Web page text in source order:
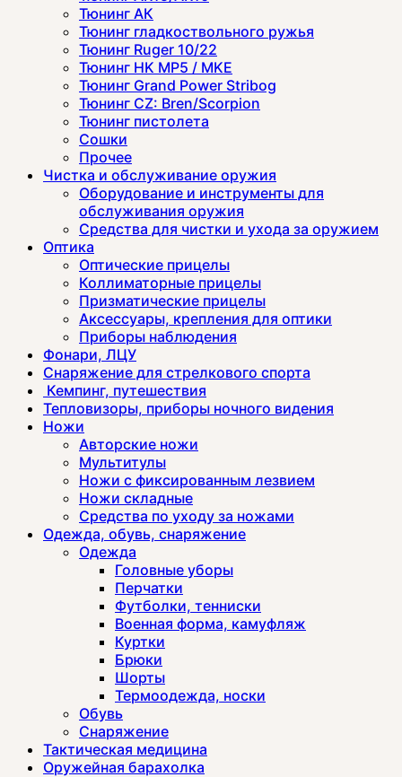
Тюнинг АК
Тюнинг гладкоствольного ружья
Тюнинг Ruger 10/22
Тюнинг HK MP5 / MKE
Тюнинг Grand Power Stribog
Тюнинг CZ: Bren/Scorpion
Тюнинг пистолета
Сошки
Прочее
Чистка и обслуживание оружия
Оборудование и инструменты для
обслуживания оружия
Средства для чистки и ухода за оружием
Оптика
Оптические прицелы
Коллиматорные прицелы
Призматические прицелы
Аксессуары, крепления для оптики
Приборы наблюдения
Фонари, ЛЦУ
Снаряжение для стрелкового спорта
Кемпинг, путешествия
Тепловизоры, приборы ночного видения
Ножи
Авторские ножи
Мультитулы
Ножи с фиксированным лезвием
Ножи складные
Средства по уходу за ножами
Одежда, обувь, снаряжение
Одежда
Головные уборы
Перчатки
Футболки, тенниски
Военная форма, камуфляж
Куртки
Брюки
Шорты
Термоодежда, носки
Обувь
Снаряжение
Тактическая медицина
Оружейная барахолка